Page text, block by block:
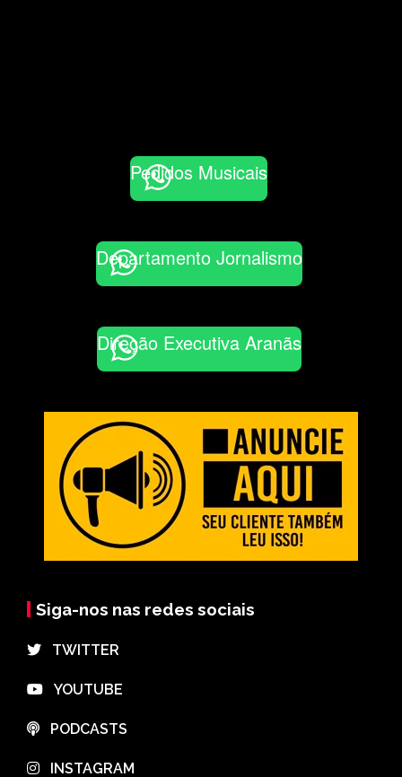
Pedidos Musicais
Departamento Jornalismo
Direção Executiva Aranãs
Siga-nos nas redes sociais
⠀TWITTER
⠀YOUTUBE
⠀PODCASTS
⠀INSTAGRAM